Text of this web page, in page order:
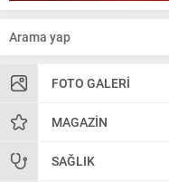
FOTO GALERI
MAGAZIN
SAĞLIK